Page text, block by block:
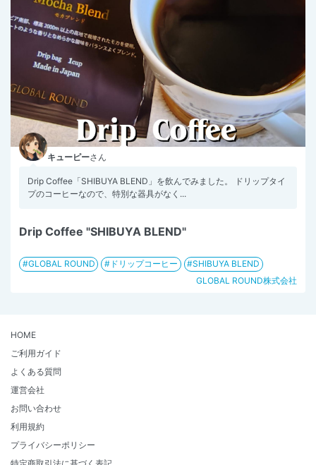
キューピーさん
Drip Coffee「SHIBUYA BLEND」を飲んでみました。 ドリップタイ
プのコーヒーなので、特別な器具がなく...
Drip Coffee "SHIBUYA BLEND"
GLOBAL ROUND ドリップコーヒー
SHIBUYA BLEND
GLOBAL ROUND株式会社
HOME
ご利用ガイド
よくある質問
運営会社
お問い合わせ
利用規約
プライバシーポリシー